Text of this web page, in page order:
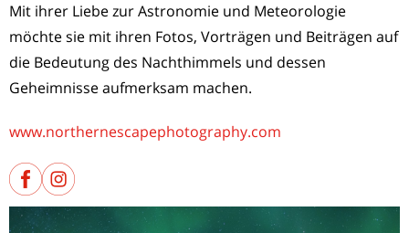
Mit ihrer Liebe zur Astronomie und Meteorologie
möchte sie mit ihren Fotos, Vorträgen und Beiträgen auf
die Bedeutung des Nachthimmels und dessen
Geheimnisse aufmerksam machen.
www.northernescapephotography.com